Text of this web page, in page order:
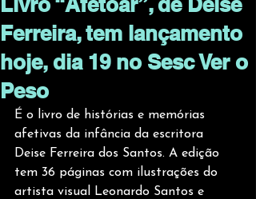
Ferreira, tem lançamento
hoje, dia 19 no Sesc Ver o
Peso
É o livro de histórias e memórias
afetivas da infância da escritora
Deise Ferreira dos Santos. A edição
tem 36 páginas com ilustrações do
artista visual Leonardo Santos e